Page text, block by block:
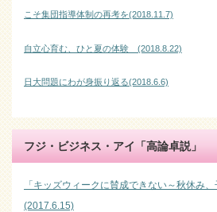
こそ集団指導体制の再考を(2018.11.7)
自立心育む、ひと夏の体験 (2018.8.22)
日大問題にわが身振り返る(2018.6.6)
フジ・ビジネス・アイ「高論卓説」
「キッズウィークに賛成できない～秋休み、
(2017.6.15)